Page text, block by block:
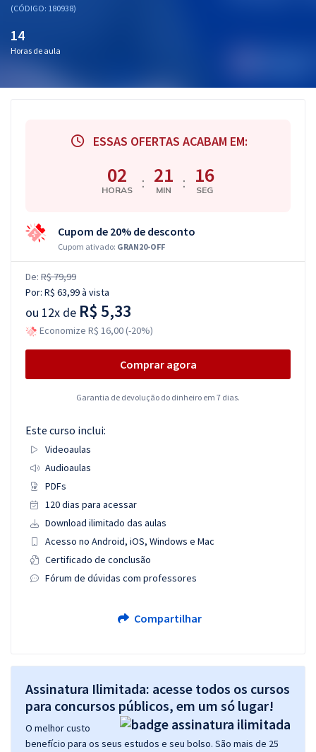
Atendimento
(CÓDIGO: 180938)
14
Horas de aula
ESSAS OFERTAS ACABAM EM:
02
HORAS : 21
MIN : 16
SEG
Cupom de 20% de desconto
Cupom ativado: GRAN20-OFF
De: R$ 79,99
Por: R$ 63,99à vista
ou 12x de R$ 5,33
Economize R$ 16,00 (-20%)
Comprar agora
Garantia de devolução do dinheiro em 7 dias.
Este curso inclui:
Videoaulas
Audioaulas
PDFs
120 dias para acessar
Download ilimitado das aulas
Acesso no Android, iOS, Windows e Mac
Certificado de conclusão
Fórum de dúvidas com professores
Compartilhar
Assinatura Ilimitada: acesse todos os cursos
para concursos públicos, em um só lugar!
O melhor custo
benefício para os seus estudos e seu bolso. São mais de 25